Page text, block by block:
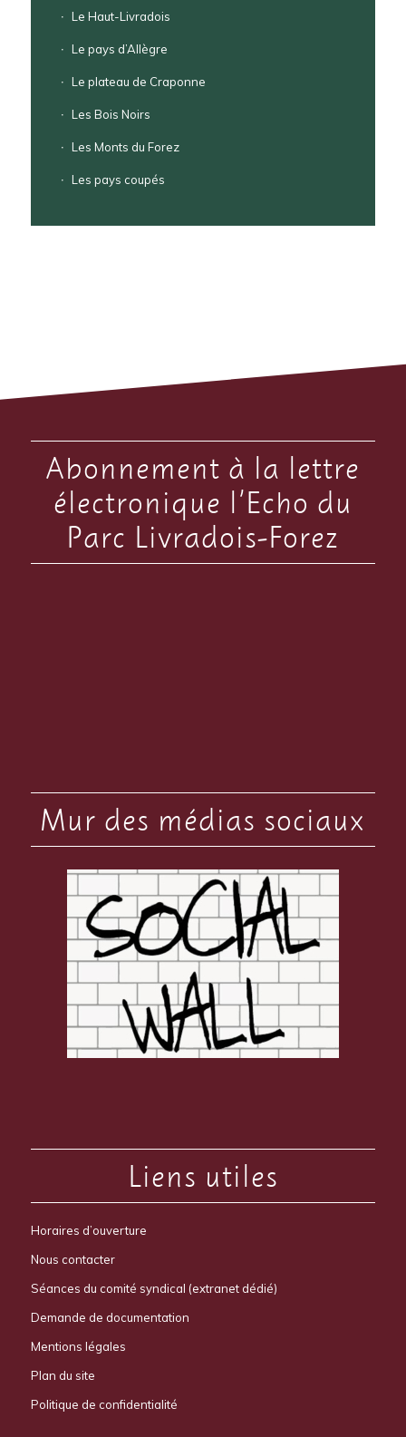
Le Haut-Livradois
Le pays d’Allègre
Le plateau de Craponne
Les Bois Noirs
Les Monts du Forez
Les pays coupés
Abonnement à la lettre
électronique l’Echo du
Parc Livradois-Forez
Mur des médias sociaux
Liens utiles
Horaires d’ouverture
Nous contacter
Séances du comité syndical (extranet dédié)
Demande de documentation
Mentions légales
Plan du site
Politique de confidentialité